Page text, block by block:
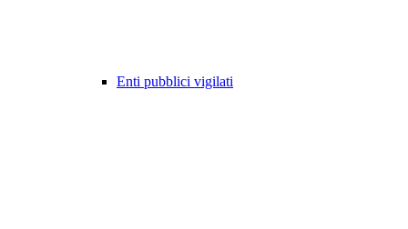
Enti pubblici vigilati